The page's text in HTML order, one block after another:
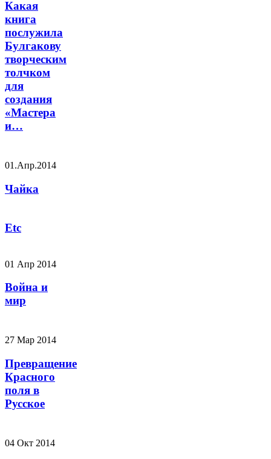
Какая
книга
послужила
Булгакову
творческим
толчком
для
создания
«Мастера
и…
01.Апр.2014
Чайка
Etc
01 Апр 2014
Война и
мир
27 Мар 2014
Превращение
Красного
поля в
Русское
04 Окт 2014